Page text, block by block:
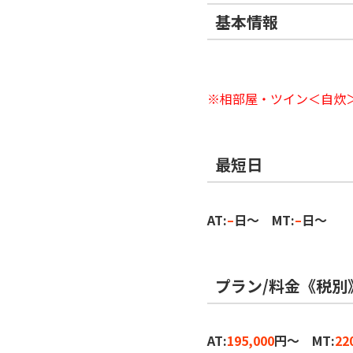
基本情報
※相部屋・ツイン＜自炊
最短日
AT:–日～ MT:–日～
プラン/料金《税別
AT:195,000円～ MT: